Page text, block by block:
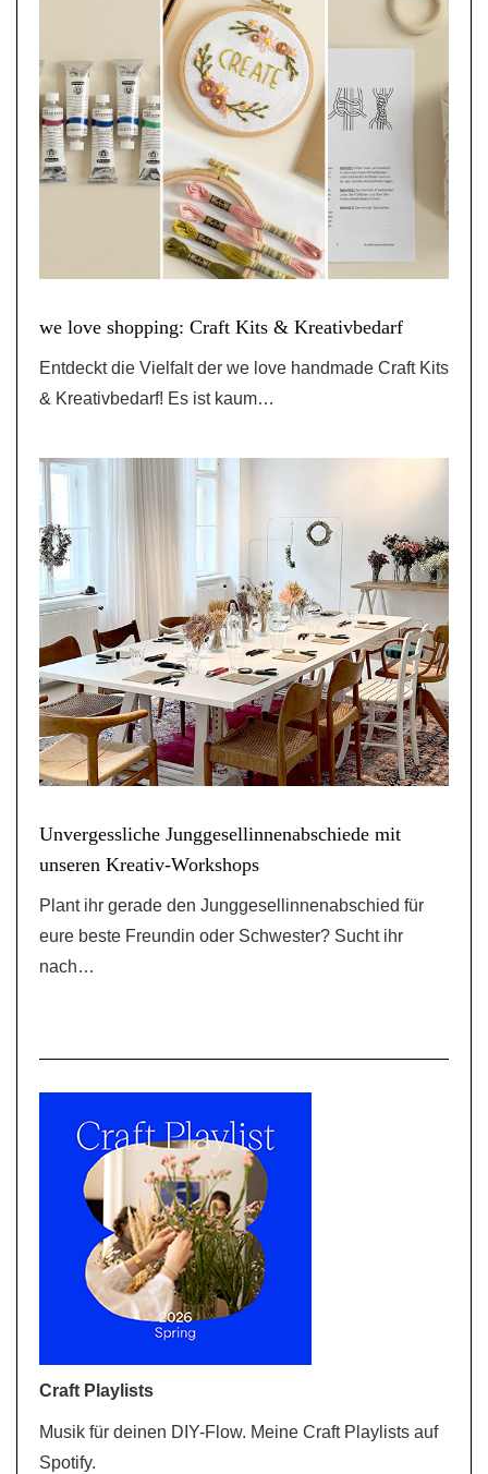
we love shopping: Craft Kits & Kreativbedarf
Entdeckt die Vielfalt der we love handmade Craft Kits
& Kreativbedarf! Es ist kaum…
Unvergessliche Junggesellinnenabschiede mit
unseren Kreativ-Workshops
Plant ihr gerade den Junggesellinnenabschied für
eure beste Freundin oder Schwester? Sucht ihr
nach…
Craft Playlists
Musik für deinen DIY-Flow. Meine Craft Playlists auf
Spotify.